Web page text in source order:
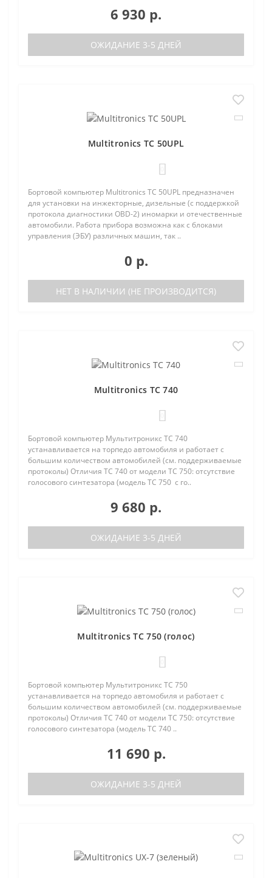
6 930 р.
ОЖИДАНИЕ 3-5 ДНЕЙ
Multitronics TC 50UPL
Бортовой компьютер Multitronics TC 50UPL предназначен
для установки на инжекторные, дизельные (с поддержкой
протокола диагностики OBD-2) иномарки и отечественные
автомобили. Работа прибора возможна как с блоками
управления (ЭБУ) различных машин, так ..
0 р.
НЕТ В НАЛИЧИИ (НЕ ПРОИЗВОДИТСЯ)
Multitronics TC 740
Бортовой компьютер Мультитроникс TC 740
устанавливается на торпедо автомобиля и работает с
большим количеством автомобилей (см. поддерживаемые
протоколы) Отличия TC 740 от модели TC 750: отсутствие
голосового синтезатора (модель TC 750 с го..
9 680 р.
ОЖИДАНИЕ 3-5 ДНЕЙ
Multitronics TC 750 (голос)
Бортовой компьютер Мультитроникс TC 750
устанавливается на торпедо автомобиля и работает с
большим количеством автомобилей (см. поддерживаемые
протоколы) Отличия TC 740 от модели TC 750: отсутствие
голосового синтезатора (модель TC 740 ..
11 690 р.
ОЖИДАНИЕ 3-5 ДНЕЙ